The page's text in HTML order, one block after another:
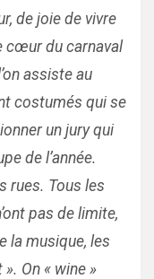
de joie de vivre
cœur du carnaval
assiste au
costumés qui se
un jury qui
de l’année.
rues. Tous les
pas de limite,
la musique, les
On « wine »